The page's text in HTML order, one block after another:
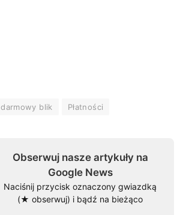
darmowy blik Płatności
Obserwuj nasze artykuły na
Google News
Naciśnij przycisk oznaczony gwiazdką
(★ obserwuj) i bądź na bieżąco